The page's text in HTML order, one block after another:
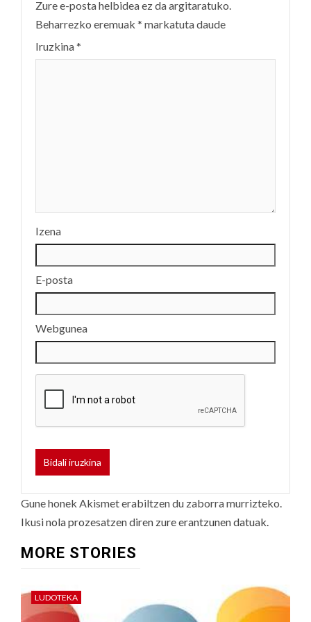
Zure e-posta helbidea ez da argitaratuko.
Beharrezko eremuak * markatuta daude
Iruzkina*
Izena
E-posta
Webgunea
Gune honek Akismet erabiltzen du zaborra murrizteko.
Ikusi nola prozesatzen diren zure erantzunen datuak.
MORE STORIES
LUDOTEKA